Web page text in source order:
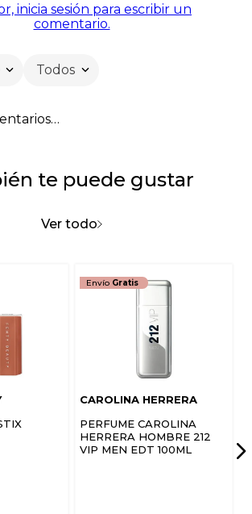
inicia sesión para escribir un
comentario.
Todos
te puede gustar
Ver todo
Envío Gratis
CAROLINA HERRERA
PERFUME CAROLINA
HERRERA HOMBRE 212
VIP MEN EDT 100ML